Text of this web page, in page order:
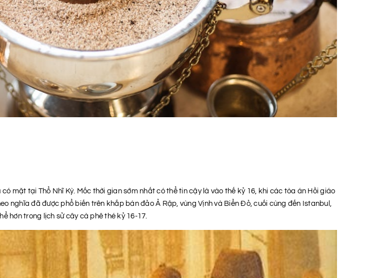
mặt tại Thổ Nhĩ Kỳ. Mốc thời gian sớm nhất có thể tin cậy là vào thế kỷ 16, khi các tòa án Hồi giáo
nghĩa đã được phổ biến trên khắp bán đảo Ả Rập, vùng Vịnh và Biển Đỏ, cuối cùng đến Istanbul,
hơn trong lịch sử cây cà phê thé kỷ 16-17.